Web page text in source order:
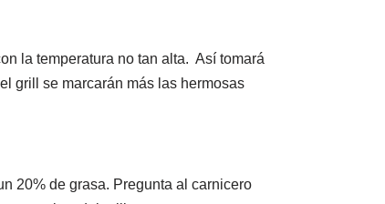
la temperatura no tan alta. Así tomará
grill se marcarán más las hermosas
20% de grasa. Pregunta al carnicero